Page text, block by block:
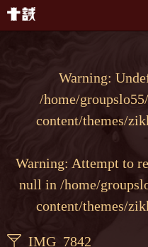
Warning:
/home/
content/themes/
Warning: Attempt to
null in /home/
content/themes/
IMG_7842